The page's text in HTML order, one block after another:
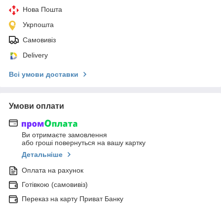
Нова Пошта
Укрпошта
Самовивіз
Delivery
Всі умови доставки
Умови оплати
Ви отримаєте замовлення
або гроші повернуться на вашу картку
Детальніше
Оплата на рахунок
Готівкою (самовивіз)
Переказ на карту Приват Банку